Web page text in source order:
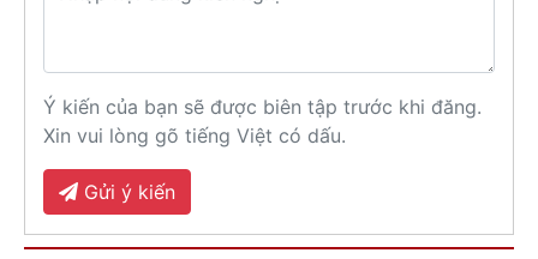
Ý kiến của bạn sẽ được biên tập trước khi đăng.
Xin vui lòng gõ tiếng Việt có dấu.
Gửi ý kiến